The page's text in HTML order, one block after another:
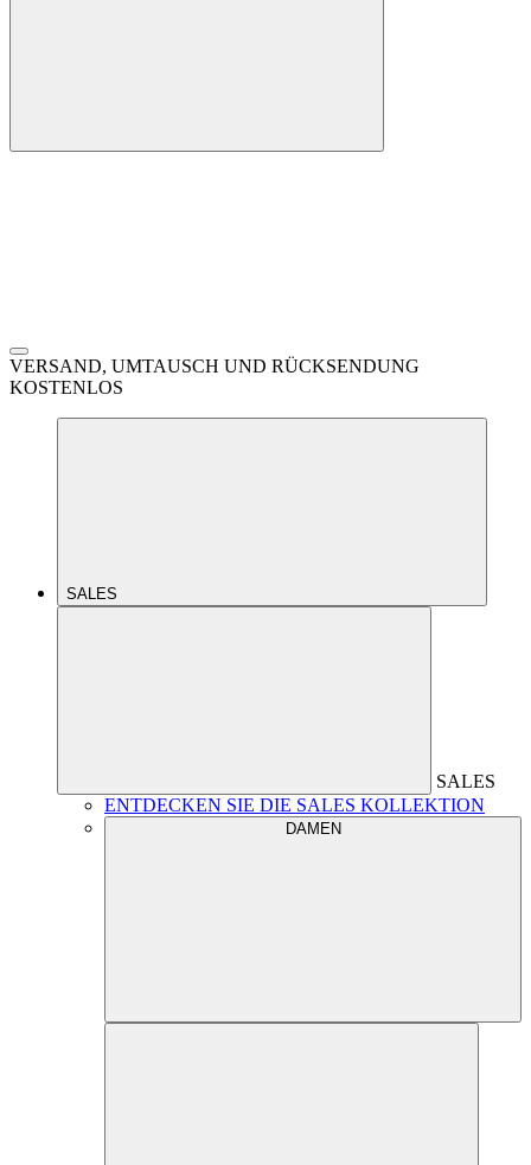
VERSAND, UMTAUSCH UND RÜCKSENDUNG
KOSTENLOS
SALES
SALES
ENTDECKEN SIE DIE SALES KOLLEKTION
DAMEN